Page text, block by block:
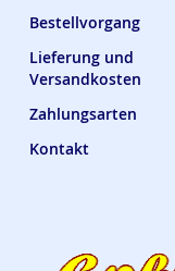
Bestellvorgang
Lieferung und
Versandkosten
Zahlungsarten
Kontakt